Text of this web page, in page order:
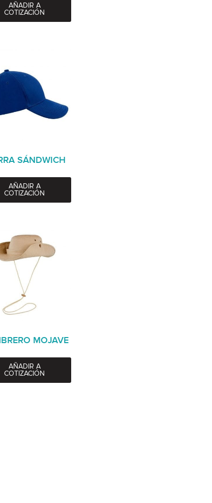
AÑADIR A
COTIZACIÓN
SÁNDWICH
AÑADIR A
COTIZACIÓN
MOJAVE
AÑADIR A
COTIZACIÓN